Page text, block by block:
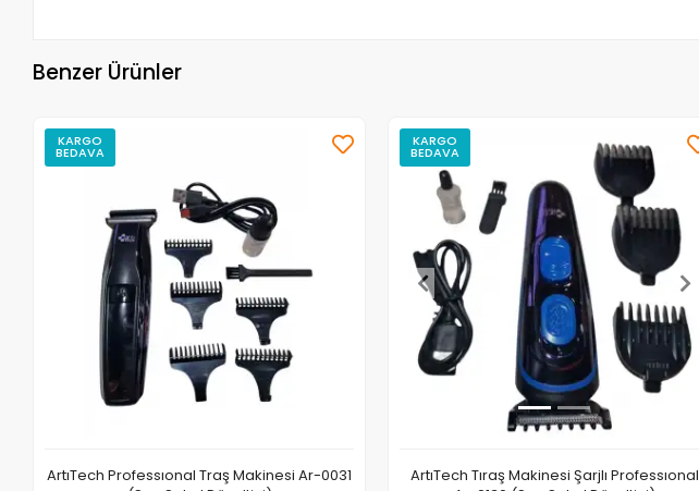
Benzer Ürünler
KARGO
BEDAVA
ArtıTech Professıonal Traş Makinesi Ar-0031
KARGO
BEDAVA
ArtıTech Tıraş Makinesi Şarjlı Professıonal